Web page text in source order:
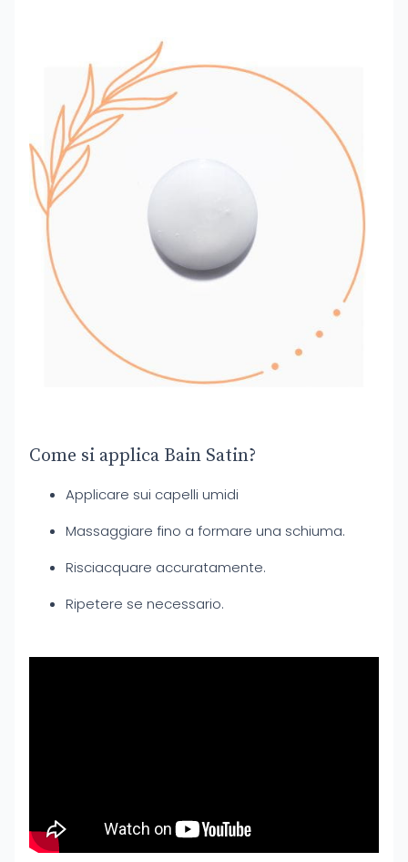
Come si applica Bain Satin?
Applicare sui capelli umidi
Massaggiare fino a formare una schiuma.
Risciacquare accuratamente.
Ripetere se necessario.